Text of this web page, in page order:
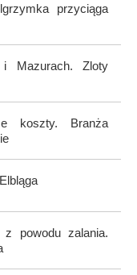
przyciąga
Mazurach. Zloty
koszty. Branża
z powodu zalania.